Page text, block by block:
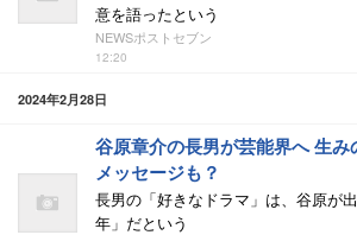
意を語ったという
NEWSポストセブン
12:20
2024年2月28日
谷原章介の長男が芸能界へ 生
メッセージも？
長男の「好きなドラマ」は、谷原が
年」だという